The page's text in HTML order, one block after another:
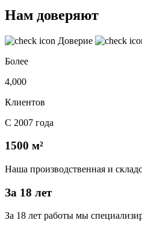
Нам доверяют
Доверие
Более
4,000
Клиентов
С 2007 года
1500 м²
Наша производственная и
За 18 лет
За 18 лет работы мы